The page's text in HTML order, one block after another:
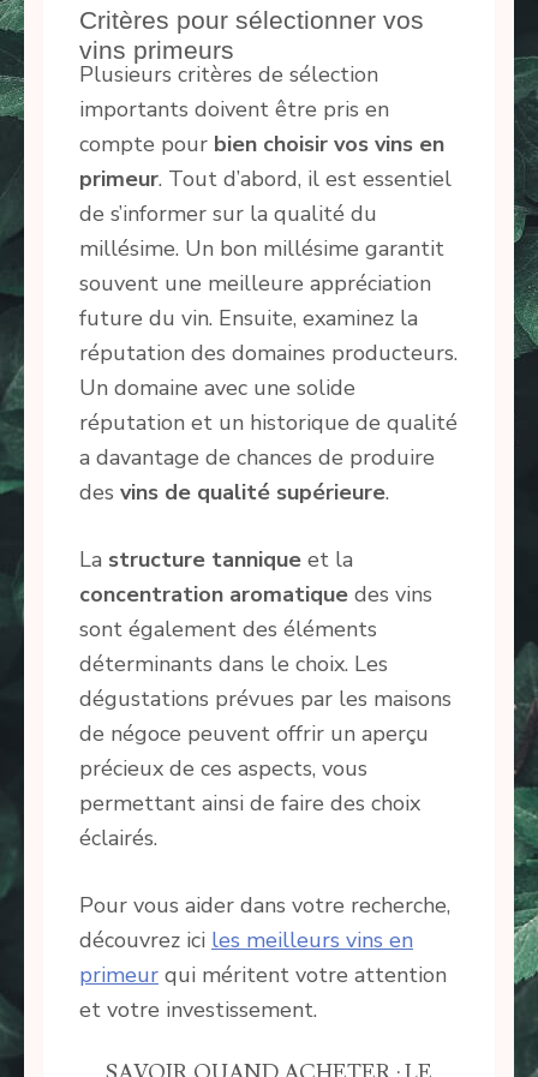
Critères pour sélectionner vos
vins primeurs
Plusieurs critères de sélection
importants doivent être pris en
compte pour bien choisir vos vins en
primeur. Tout d’abord, il est essentiel
de s’informer sur la qualité du
millésime. Un bon millésime garantit
souvent une meilleure appréciation
future du vin. Ensuite, examinez la
réputation des domaines producteurs.
Un domaine avec une solide
réputation et un historique de qualité
a davantage de chances de produire
des vins de qualité supérieure.
La structure tannique et la
concentration aromatique des vins
sont également des éléments
déterminants dans le choix. Les
dégustations prévues par les maisons
de négoce peuvent offrir un aperçu
précieux de ces aspects, vous
permettant ainsi de faire des choix
éclairés.
Pour vous aider dans votre recherche,
découvrez ici les meilleurs vins en
primeur qui méritent votre attention
et votre investissement.